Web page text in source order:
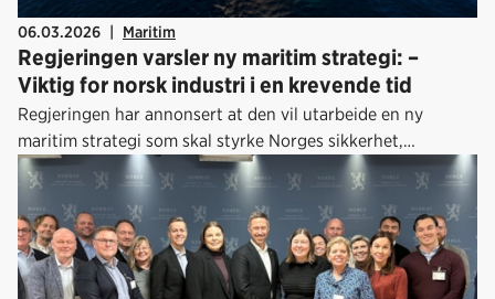
06.03.2026 | Maritim
Regjeringen varsler ny maritim strategi: –
Viktig for norsk industri i en krevende tid
Regjeringen har annonsert at den vil utarbeide en ny
maritim strategi som skal styrke Norges sikkerhet,
konkurransekraft og grønne omstilling.